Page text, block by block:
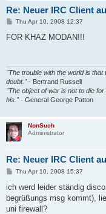
Re: Neuer IRC Client
P
s
Thu Apr 10, 2008 12:37
FOR KHAZ MODAN!!!
"The trouble with the world is
doubt."- Bertrand Russell
"The object of war is not to die
his."- General George Patton
NonSuch
Administrator
Re: Neuer IRC Client
P
s
Thu Apr 10, 2008 15:37
ich werd leider ständig
begrüßungs msg kommt),
uni firewall?